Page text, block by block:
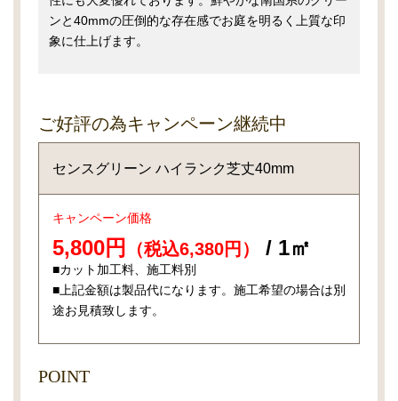
ンと40mmの圧倒的な存在感でお庭を明るく上質な印
象に仕上げます。
ご好評の為キャンペーン継続中
センスグリーン ハイランク芝丈40mm
キャンペーン価格
5,800円 （税込6,380円） / 1㎡
■カット加工料、施工料別
■上記金額は製品代になります。施工希望の場合は別
途お見積致します。
POINT